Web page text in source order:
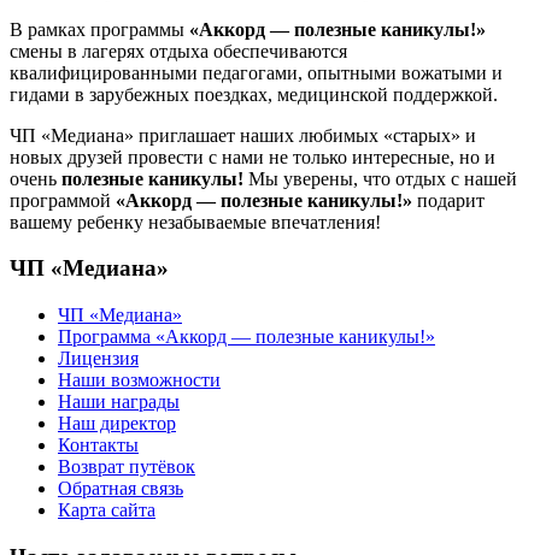
В рамках программы «Аккорд — полезные каникулы!»
смены в лагерях отдыха обеспечиваются
квалифицированными педагогами, опытными вожатыми и
гидами в зарубежных поездках, медицинской поддержкой.
ЧП «Медиана» приглашает наших любимых «старых» и
новых друзей провести с нами не только интересные, но и
очень полезные каникулы! Мы уверены, что отдых с нашей
программой «Аккорд — полезные каникулы!» подарит
вашему ребенку незабываемые впечатления!
ЧП «Медиана»
ЧП «Медиана»
Программа «Аккорд — полезные каникулы!»
Лицензия
Наши возможности
Наши награды
Наш директор
Контакты
Возврат путёвок
Обратная связь
Карта сайта